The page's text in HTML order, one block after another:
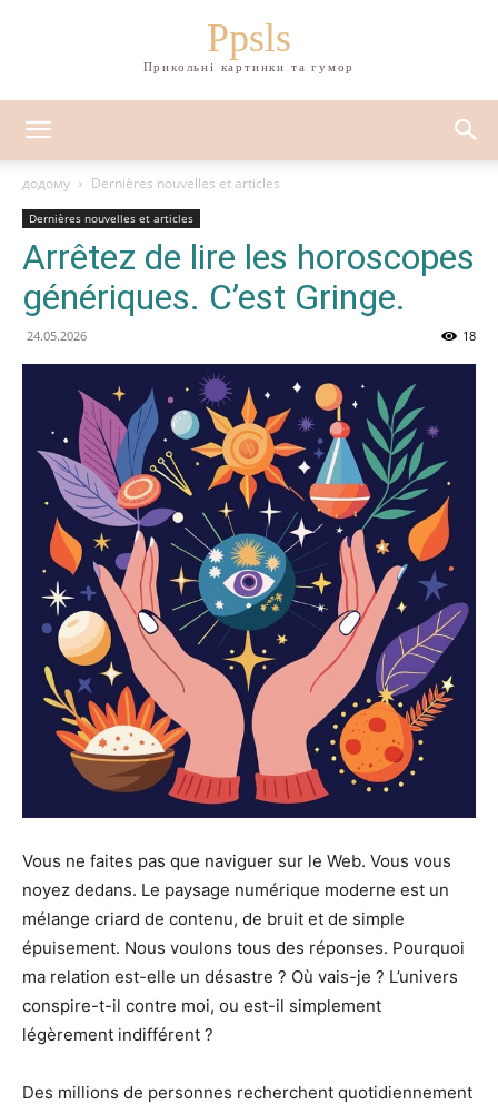
Ppsls
Прикольні картинки та гумор
додому Dernières nouvelles et articles
Dernières nouvelles et articles
Arrêtez de lire les horoscopes
génériques. C’est Gringe.
24.05.2026 18
Vous ne faites pas que naviguer sur le Web. Vous vous
noyez dedans. Le paysage numérique moderne est un
mélange criard de contenu, de bruit et de simple
épuisement. Nous voulons tous des réponses. Pourquoi
ma relation est-elle un désastre ? Où vais-je ? L’univers
conspire-t-il contre moi, ou est-il simplement
légèrement indifférent ?
Des millions de personnes recherchent quotidiennement